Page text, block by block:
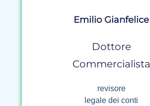
Emilio Gianfelice
Dottore
Commercialista
revisore
legale dei conti